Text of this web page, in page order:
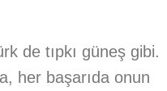
de tıpkı güneş gibi.
her başarıda onun